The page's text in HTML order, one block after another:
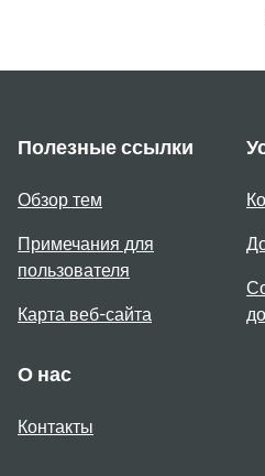
Полезные ссылки
Обзор тем
Примечания для
пользователя
Карта веб-сайта
О нас
Контакты